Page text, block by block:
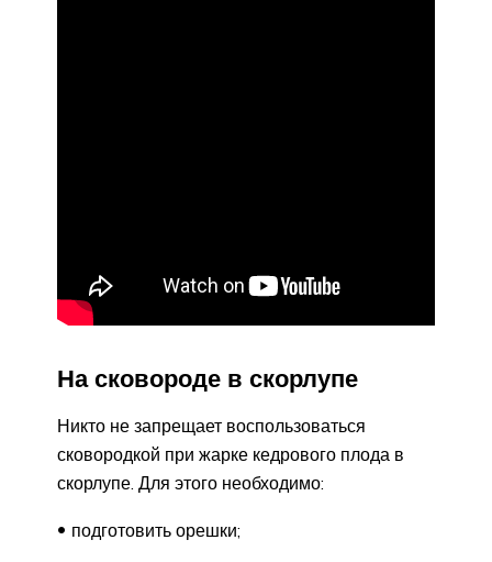
На сковороде в скорлупе
Никто не запрещает воспользоваться
сковородкой при жарке кедрового плода в
скорлупе. Для этого необходимо:
подготовить орешки;